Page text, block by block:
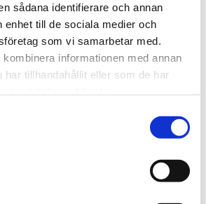
sådana identifierare och annan
enhet till de sociala medier och
som vi samarbetar med.
informationen med annan
har tillhandahållit eller som de har
to hearing from you.
and beautiful architecture
clients as well as our society.
for more people who want to